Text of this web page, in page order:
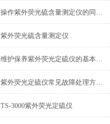
操作紫外荧光硫含量测定仪的同时要注意些什么？
紫外荧光硫含量测定仪
维护保养紫外荧光定硫仪的基本要求
紫外荧光定硫仪常见故障处理方法如下
TS-3000紫外荧光定硫仪